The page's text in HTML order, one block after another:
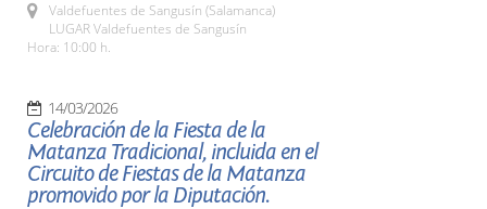
Valdefuentes de Sangusín (Salamanca)
LUGAR Valdefuentes de Sangusín
Hora: 10:00 h.
14/03/2026
Celebración de la Fiesta de la
Matanza Tradicional, incluida en el
Circuito de Fiestas de la Matanza
promovido por la Diputación.